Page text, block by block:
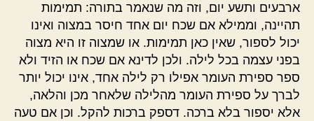
ארבעים ותשע יום, וזה מה שנאמר בתורה: תמימות
תהיינה, וממילא אם שכח יום אחד חיסר במצוה ואינו
יכול לספור, שאין כאן תמימות. או שמצוה זו היא מצוה
בפני עצמה בכל לילה. ולכן לדינא אם שכח או הזיד ולא
ספר ספירת העומר אפילו רק לילה אחד, אינו יכול יותר
לברך על ספירת העומר מהלילה שלאחר מכן והלאה,
אלא יספור בלא ברכה. דספק ברכות להקל. וכן אם טעה